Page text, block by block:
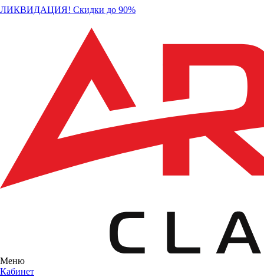
ЛИКВИДАЦИЯ! Скидки до 90%
Меню
Кабинет